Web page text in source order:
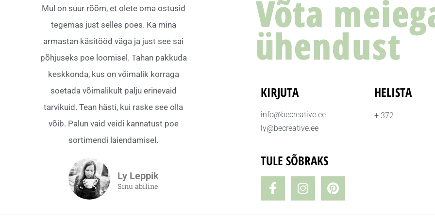
Mul on suur rõõm, et olete oma ostusid
tegemas just selles poes. Ka mina
armastan käsitööd väga ja just see sai
põhjuseks poe loomisel. Tahan pakkuda
keskkonda, kus on võimalik korraga
soetada võimalikult palju erinevaid
tarvikuid. Tean hästi, kui raske see olla
võib. Palun vaid veidi kannatust poe
sortimendi laiendamisel.
Ly Leppik
Sinu abiline
Võta
ühendust
KIRJUTA
info@becreative.ee
ly@becreative.ee
HELISTA
+ 372
TULE SÕBRAKS